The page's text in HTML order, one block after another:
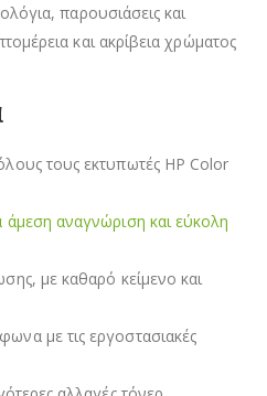
παρουσιάσεις και
και ακρίβεια χρώματος
τους εκτυπωτές HP Color
αναγνώριση και εύκολη
με καθαρό κείμενο και
με τις εργοστασιακές